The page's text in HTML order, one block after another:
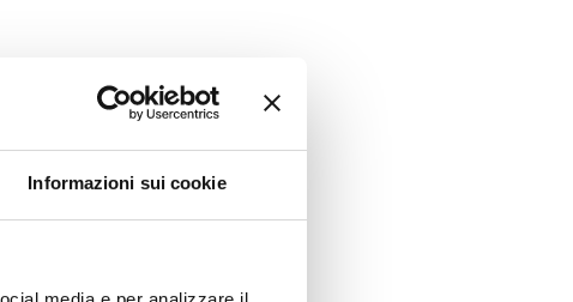
Informazioni sui cookie